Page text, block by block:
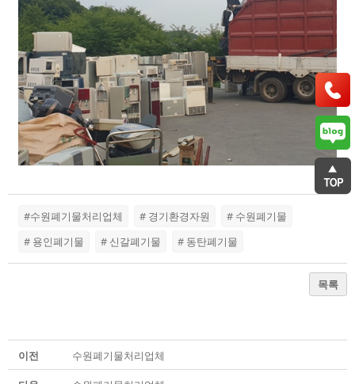
#수원폐기물처리업체 # 경기환경자원
# 수원폐기물
# 용인폐기물
# 신갈폐기물 # 동탄폐기물
목록
이전 수원폐기물처리업체